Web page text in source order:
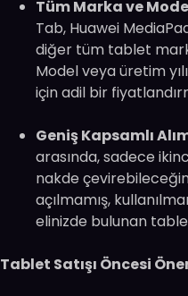
Tüm Marka ve
Tab, Huawei
diğer tüm tablet
Model veya üretim
için adil bir
Geniş Kapsamlı
arasında, sadece
nakde
açılmamış,
elinizde bulunan
Tablet Satışı Öncesi